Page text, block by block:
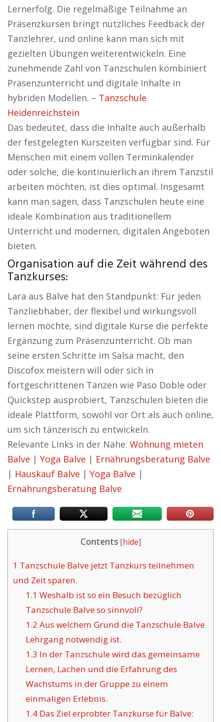
Lernerfolg. Die regelmäßige Teilnahme an
Präsenzkursen bringt nützliches Feedback der
Tanzlehrer, und online kann man sich mit
gezielten Übungen weiterentwickeln. Eine
zunehmende Zahl von Tanzschulen kombiniert
Präsenzunterricht und digitale Inhalte in
hybriden Modellen. – Tanzschule
Heidenreichstein
Das bedeutet, dass die Inhalte auch außerhalb
der festgelegten Kurszeiten verfügbar sind. Für
Menschen mit einem vollen Terminkalender
oder solche, die kontinuierlich an ihrem Tanzstil
arbeiten möchten, ist dies optimal. Insgesamt
kann man sagen, dass Tanzschulen heute eine
ideale Kombination aus traditionellem
Unterricht und modernen, digitalen Angeboten
bieten.
Organisation auf die Zeit während des
Tanzkurses:
Lara aus Balve hat den Standpunkt: Für jeden
Tanzliebhaber, der flexibel und wirkungsvoll
lernen möchte, sind digitale Kurse die perfekte
Ergänzung zum Präsenzunterricht. Ob man
seine ersten Schritte im Salsa macht, den
Discofox meistern will oder sich in
fortgeschrittenen Tänzen wie Paso Doble oder
Quickstep ausprobiert, Tanzschulen bieten die
ideale Plattform, sowohl vor Ort als auch online,
um sich tänzerisch zu entwickeln.
Relevante Links in der Nähe: Wohnung mieten
Balve | Yoga Balve | Ernährungsberatung Balve
| Hauskauf Balve | Yoga Balve |
Ernährungsberatung Balve
Contents [hide]
1 Tanzschule Balve jetzt Tanzkurs teilnehmen
und Zeit sparen.
1.1 Weshalb ist so ein Besuch bezüglich
Tanzschule Balve so sinnvoll?
1.2 Aus welchem Grund die Tanzschule Balve
Lehrgang notwendig ist.
1.3 In der Tanzschule wird das gemeinsame
Lernen, Lachen und die Erfahrung des
Wachstums in der Gruppe zu einem
einmaligen Erlebnis.
1.4Das Ziel erprobter Tanzkurse für Balve: